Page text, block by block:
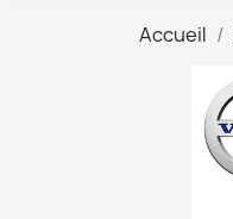
Accueil